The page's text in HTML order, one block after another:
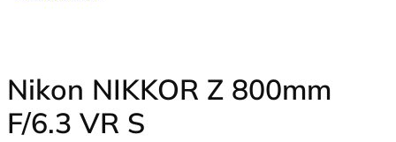
Nikon NIKKOR Z 800mm
F/6.3 VR S